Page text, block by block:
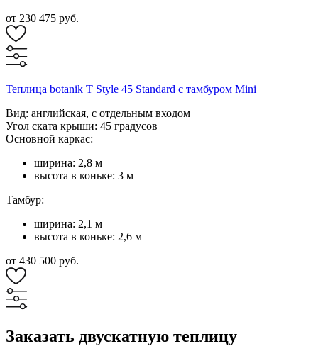
от 230 475 руб.
Теплица botanik T Style 45 Standard с тамбуром Mini
Вид: английская, с отдельным входом
Угол ската крыши: 45 градусов
Основной каркас:
ширина: 2,8 м
высота в коньке: 3 м
Тамбур:
ширина: 2,1 м
высота в коньке: 2,6 м
от 430 500 руб.
Заказать двускатную теплицу